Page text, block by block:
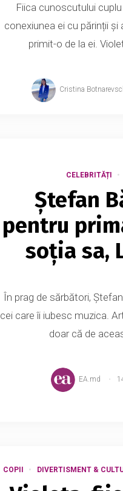
Fiica cunoscutului
conexiunea ei cu părinții
primit-o de la ei.
Cristina
CELEBRITĂȚI
Ștefan
pentru
soția sa,
În prag de sărbători,
cei care îi iubesc muzica.
doar că de
EA.md
COPII DIVERTISMENT &